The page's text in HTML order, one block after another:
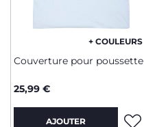
+ COULEURS
Couverture pour poussette
25,99 €
AJOUTER